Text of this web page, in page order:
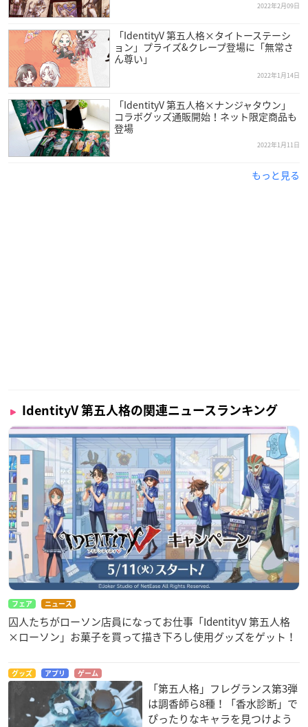
2022年2月09日
「IdentityV 第五人格×タイトーステーシ
ョン」プライズ&クレープ登場に「無常さ
ん尊い」
2022年1月14日
「IdentityV 第五人格×ナンジャタウン」
コラボグッズ通販開始！ネット限定商品も
登場
2022年1月11日
もっと見る
IdentityV 第五人格の関連ニュースランキング
フェア ニュース
囚人たちがローソン店員になってお仕事「IdentityV 第五人格
×ローソン」お菓子を買って描き下ろし使用グッズをゲット！
グッズ アプリ ゲーム
「第五人格」フレグランス第3弾
は調香師ら8種！「香水診断」で
ぴったりなキャラを見つけよう